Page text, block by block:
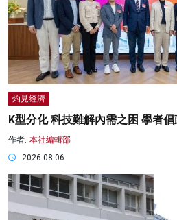
灼見經濟
K型分化 科技難解內需之困 學者
作者: 本社編輯部
2026-08-06